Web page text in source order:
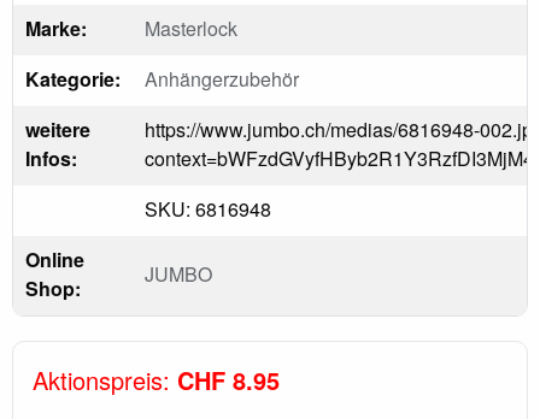
Marke:
Masterlock
Kategorie:
Anhängerzubehör
weitere
Infos:
https://www.jumbo.ch/medias/6816948-
SKU: 6816948
Online
Shop:
JUMBO
Aktionspreis: CHF 8.95